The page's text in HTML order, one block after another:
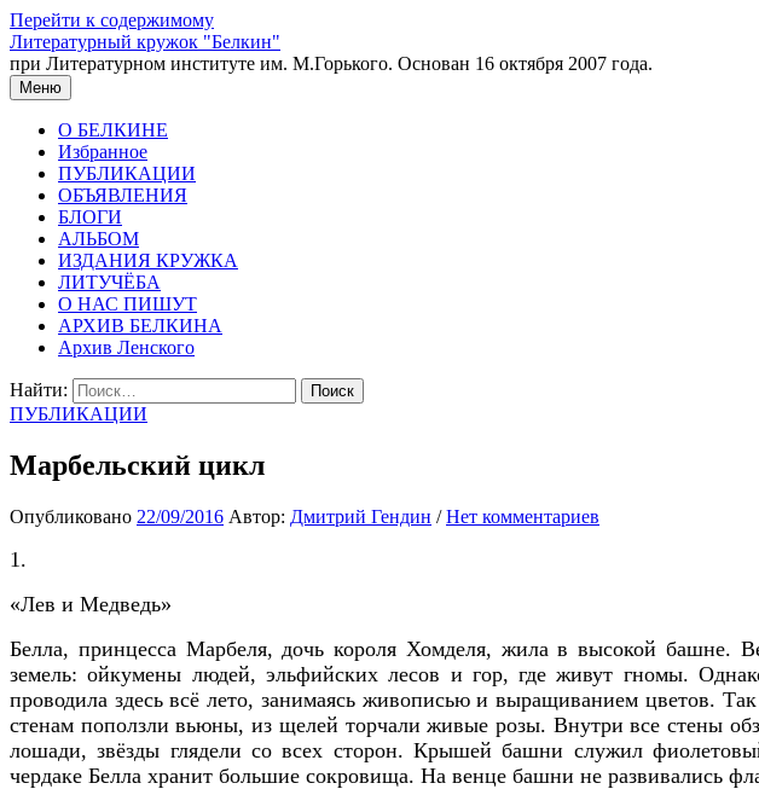
Перейти к содержимому
Литературный кружок "Белкин"
при Литературном институте им. М.Горького. Основан 16 октября 2007 года.
Меню
О БЕЛКИНЕ
Избранное
ПУБЛИКАЦИИ
ОБЪЯВЛЕНИЯ
БЛОГИ
АЛЬБОМ
ИЗДАНИЯ КРУЖКА
ЛИТУЧЁБА
О НАС ПИШУТ
АРХИВ БЕЛКИНА
Архив Ленского
Найти:
ПУБЛИКАЦИИ
Марбельский цикл
Опубликовано 22/09/2016 Автор: Дмитрий Гендин /Нет комментариев
1.
«Лев и Медведь»
Белла, принцесса Марбеля, дочь короля Хомделя, жила в высокой башне.
земель: ойкумены людей, эльфийских лесов и гор, где живут гномы.
проводила здесь всё лето, занимаясь живописью и выращиванием цветов.
стенам поползли вьюны, из щелей торчали живые розы. Внутри все стены
лошади, звёзды глядели со всех сторон. Крышей башни служил
чердаке Белла хранит большие сокровища. На венце башни не развивались